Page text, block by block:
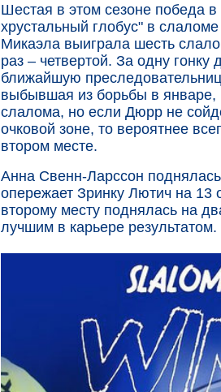
Шестая в этом сезоне победа
хрустальный глобус" в
Микаэла выиграла шесть
раз – четвертой. За одну
ближайшую
выбывшая из борьбы в январе,
слалома, но если Дюрр не
очковой зоне, то вероятнее
втором месте.
Анна Свенн-Ларссон
опережает Зринку Лютич на 13
второму месту поднялась на
лучшим в карьере результатом.